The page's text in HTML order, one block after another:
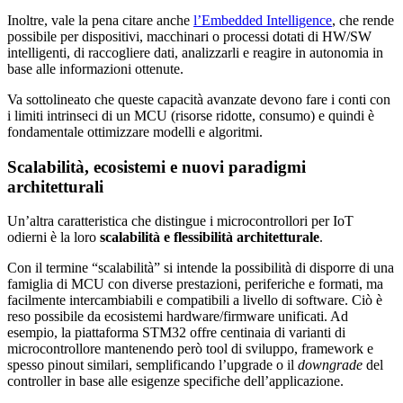
Inoltre, vale la pena citare anche l’Embedded Intelligence, che rende
possibile per dispositivi, macchinari o processi dotati di HW/SW
intelligenti, di raccogliere dati, analizzarli e reagire in autonomia in
base alle informazioni ottenute​.
Va sottolineato che queste capacità avanzate devono fare i conti con
i limiti intrinseci di un MCU (risorse ridotte, consumo) e quindi è
fondamentale ottimizzare modelli e algoritmi.
Scalabilità, ecosistemi e nuovi paradigmi
architetturali
Un’altra caratteristica che distingue i microcontrollori per IoT
odierni è la loro scalabilità e flessibilità architetturale.
Con il termine “scalabilità” si intende la possibilità di disporre di una
famiglia di MCU con diverse prestazioni, periferiche e formati, ma
facilmente intercambiabili e compatibili a livello di software. Ciò è
reso possibile da ecosistemi hardware/firmware unificati. Ad
esempio, la piattaforma STM32 offre centinaia di varianti di
microcontrollore mantenendo però tool di sviluppo, framework e
spesso pinout similari, semplificando l’upgrade o il downgrade del
controller in base alle esigenze specifiche dell’applicazione.